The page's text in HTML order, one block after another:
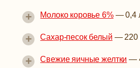
Молоко коровье 6%—0,4
+
Сахар-песок белый — 220
+
Свежие яичные желтки —
+